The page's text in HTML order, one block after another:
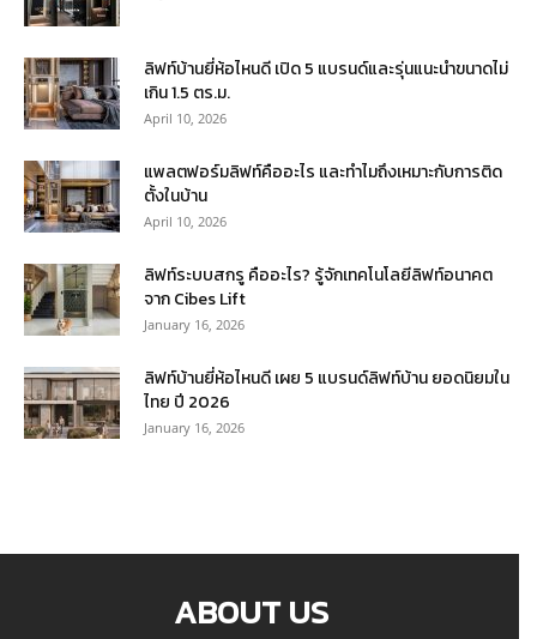
ลิฟท์บ้านยี่ห้อไหนดี เปิด 5 แบรนด์และรุ่นแนะนำขนาดไม่
เกิน 1.5 ตร.ม.
April 10, 2026
แพลตฟอร์มลิฟท์คืออะไร และทำไมถึงเหมาะกับการติด
ตั้งในบ้าน
April 10, 2026
ลิฟท์ระบบสกรู คืออะไร? รู้จักเทคโนโลยีลิฟท์อนาคต
จาก Cibes Lift
January 16, 2026
ลิฟท์บ้านยี่ห้อไหนดี เผย 5 แบรนด์ลิฟท์บ้าน ยอดนิยมใน
ไทย ปี 2026
January 16, 2026
ABOUT US